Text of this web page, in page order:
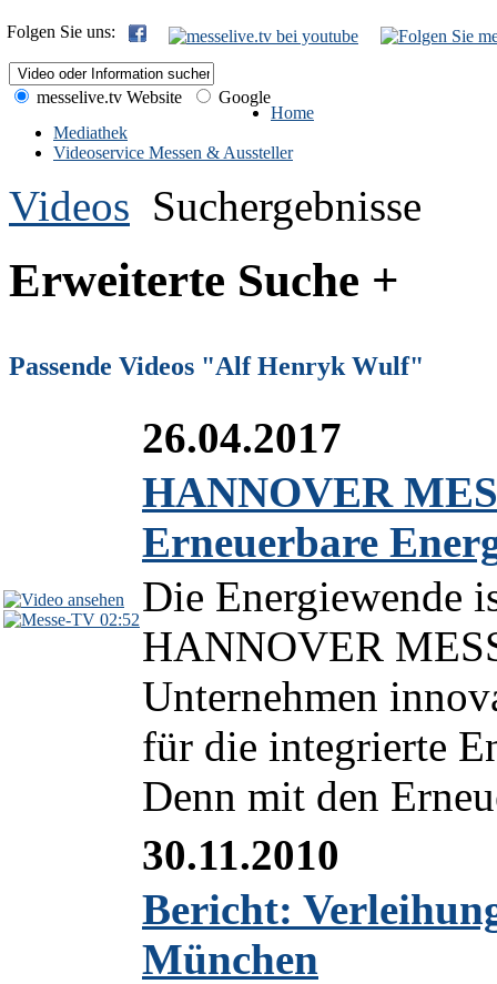
Folgen Sie uns:
messelive.tv Website
Google
Home
Mediathek
Videoservice Messen & Aussteller
Videos Suchergebnisse
Erweiterte Suche +
Passende Videos "Alf Henryk Wulf"
02:52
26.04.2017
HANNOVER
Erneuerbare
Die Energiewende
HANNOVER
Unternehmen
für die integrierte
Denn mit den
30.11.2010
Bericht:
München